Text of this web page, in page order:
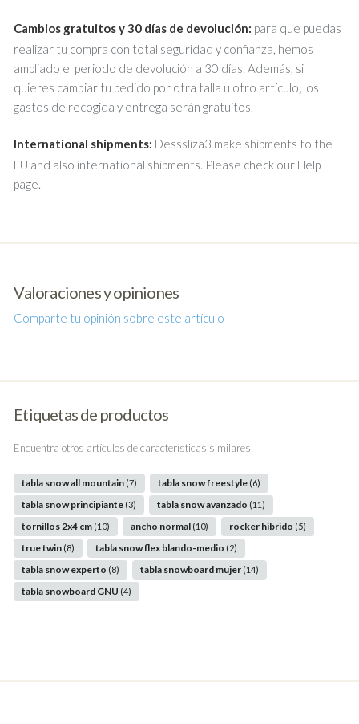
Cambios gratuitos y 30 días de devolución: para que puedas
realizar tu compra con total seguridad y confianza, hemos
ampliado el periodo de devolución a 30 días. Además, si
quieres cambiar tu pedido por otra talla u otro artículo, los
gastos de recogida y entrega serán gratuitos.
International shipments: Desssliza3 make shipments to the
EU and also international shipments. Please check our Help
page.
Valoraciones y opiniones
Comparte tu opinión sobre este artículo
Etiquetas de productos
Encuentra otros artículos de características similares:
tabla snow all mountain (7) tabla snow freestyle (6)
tabla snow principiante (3) tabla snow avanzado (11)
tornillos 2x4 cm (10) ancho normal (10) rocker hibrido (5)
true twin (8) tabla snow flex blando-medio (2)
tabla snow experto (8) tabla snowboard mujer (14)
tabla snowboard GNU (4)